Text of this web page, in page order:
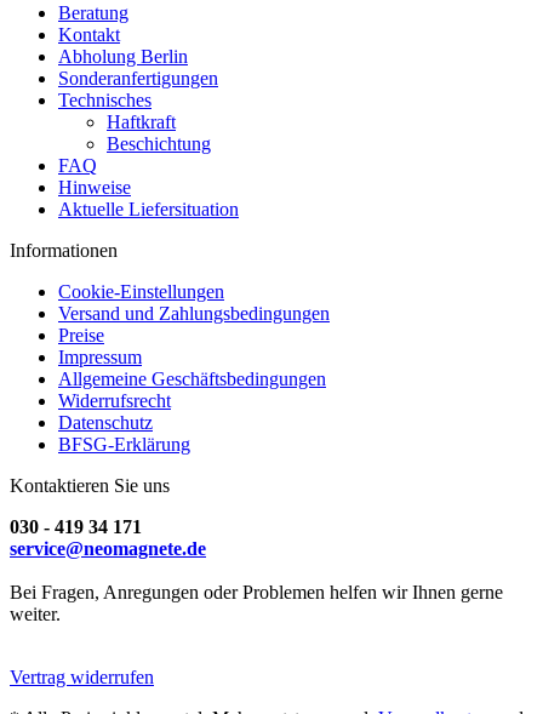
Beratung
Kontakt
Abholung Berlin
Sonderanfertigungen
Technisches
Haftkraft
Beschichtung
FAQ
Hinweise
Aktuelle Liefersituation
Informationen
Cookie-Einstellungen
Versand und Zahlungsbedingungen
Preise
Impressum
Allgemeine Geschäftsbedingungen
Widerrufsrecht
Datenschutz
BFSG-Erklärung
Kontaktieren Sie uns
030 - 419 34 171
service@neomagnete.de
Bei Fragen, Anregungen oder Problemen helfen wir Ihnen gerne
weiter.
Vertrag widerrufen